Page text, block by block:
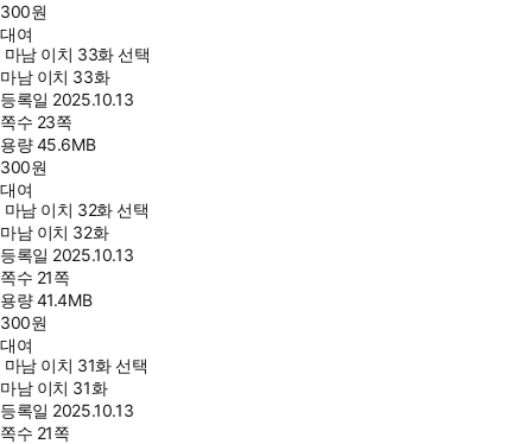
300원
대여
마남 이치 33화 선택
마남 이치 33화
등록일 2025.10.13
쪽수 23쪽
용량45.6MB
300원
대여
마남 이치 32화 선택
마남 이치 32화
등록일 2025.10.13
쪽수 21쪽
용량41.4MB
300원
대여
마남 이치 31화 선택
마남 이치 31화
등록일 2025.10.13
쪽수 21쪽